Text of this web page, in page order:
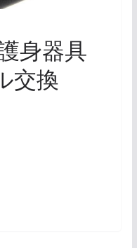
身器具
交換